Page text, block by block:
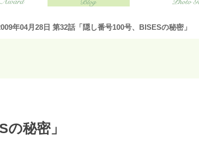
年04月28日 第32話「隠し番号100号、BISESの秘密」
秘密」